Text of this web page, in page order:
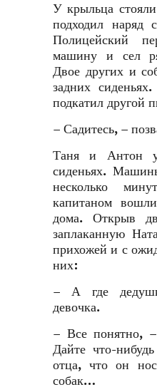
У крыльца
подходил наряд
Полицейский
машину и сел
Двое других и
задних
подкатил другой
– Садитесь, –
Таня и Антон
сиденьях.
несколько
капитаном
дома. Открыв
заплаканную
прихожей и с
них:
– А где
девочка.
– Все понятно,
Дайте что-
отца, что он
собак…